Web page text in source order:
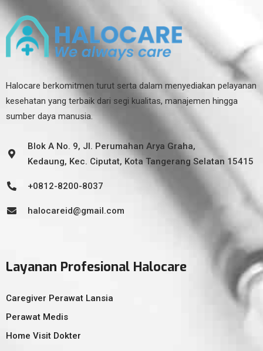
Halocare berkomitmen turut serta dalam menyediakan pelayanan
kesehatan yang terbaik dari segi kualitas, manajemen hingga
sumber daya manusia.
Blok A No. 9, Jl. Perumahan Arya Graha,
Kedaung, Kec. Ciputat, Kota Tangerang Selatan 15415
+0812-8200-8037
halocareid@gmail.com
Layanan Profesional Halocare
Caregiver Perawat Lansia
Perawat Medis
Home Visit Dokter